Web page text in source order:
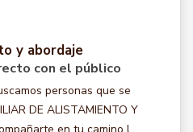
y abordaje
con el público
personas que se
DE ALISTAMIENTO Y